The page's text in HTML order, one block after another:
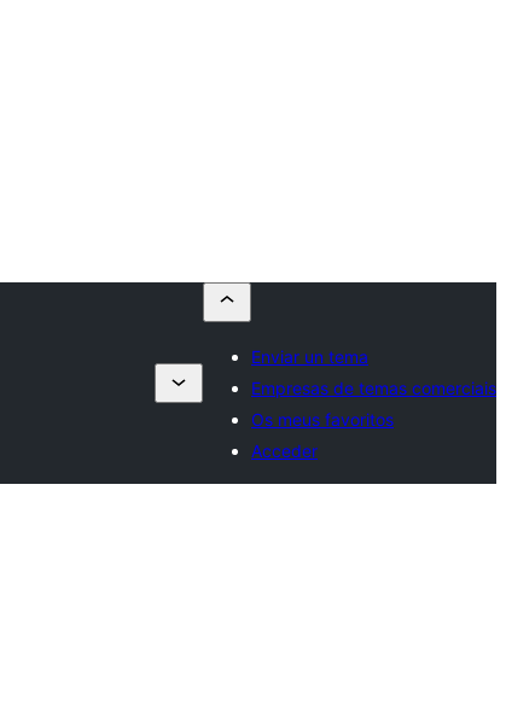
Enviar un tema
Empresas de temas comerciais
Os meus favoritos
Acceder